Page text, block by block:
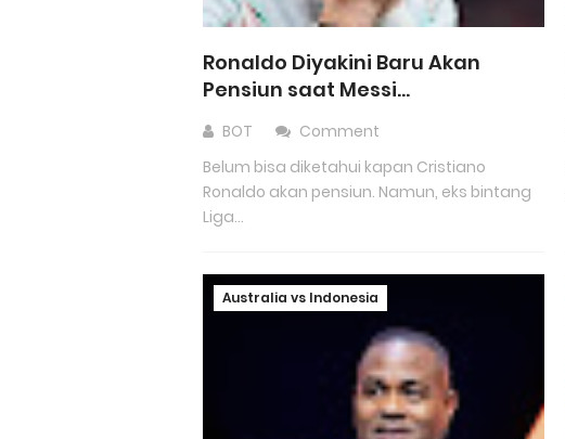
Ronaldo Diyakini Baru Akan
Pensiun saat Messi...
BOT
Comment
Belum bisa diketahui kapan Cristiano
Ronaldo akan pensiun. Namun, eks bintang
Liga...
Australia vs Indonesia